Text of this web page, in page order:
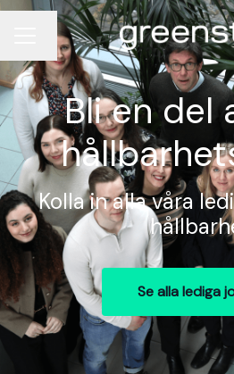
KARRIÄRMENY
Byt språk
Bli en del
Kolla in alla våra
Se alla lediga